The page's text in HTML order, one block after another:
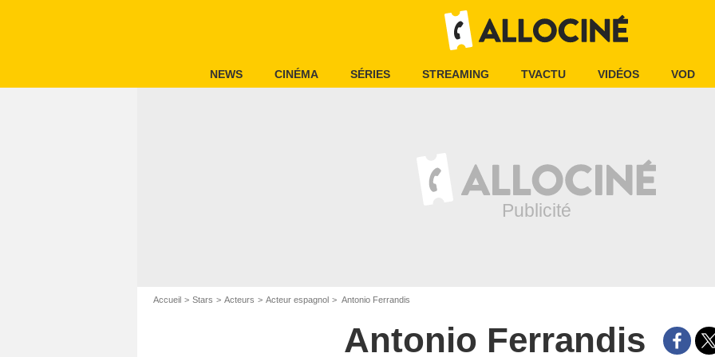
NEWS CINÉMA SÉRIES STREAMING TVACTU VIDÉOS VOD
Accueil Stars Acteurs Acteur espagnol Antonio Ferrandis
Antonio Ferrandis